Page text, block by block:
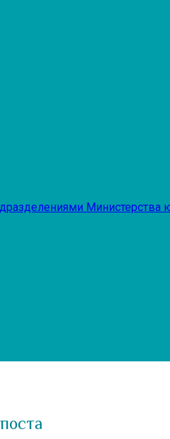
Министерства